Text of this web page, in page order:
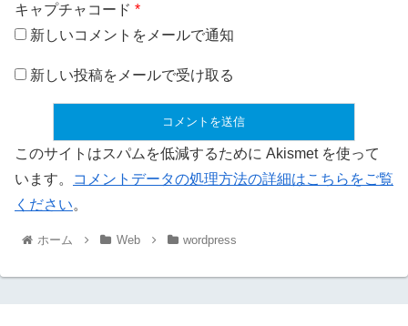
キャプチャコード *
新しいコメントをメールで通知
新しい投稿をメールで受け取る
このサイトはスパムを低減するために Akismet を使って
います。
コメントデータの処理方法の詳細はこちらをご覧
ください。
ホーム Web wordpress